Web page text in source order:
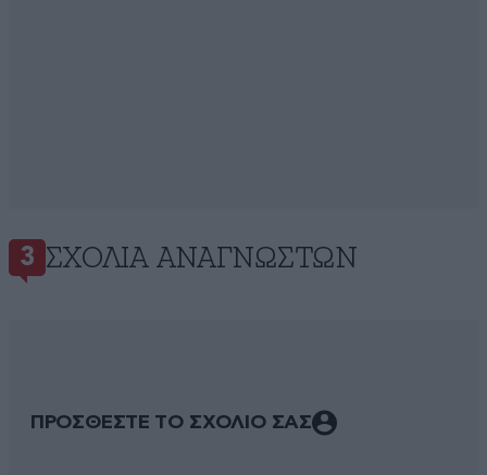
3 ΣΧΌΛΙΑ ΑΝΑΓΝΩΣΤΏΝ
ΠΡΟΣΘΕΣΤΕ ΤΟ ΣΧΟΛΙΟ ΣΑΣ